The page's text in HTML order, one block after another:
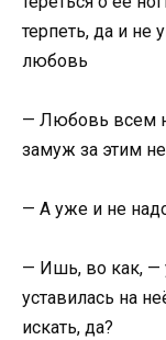
терпеть, да и не
любовь
— Любовь всем
замуж за этим
— А уже и не
— Ишь, во как, —
уставилась на
искать, да?